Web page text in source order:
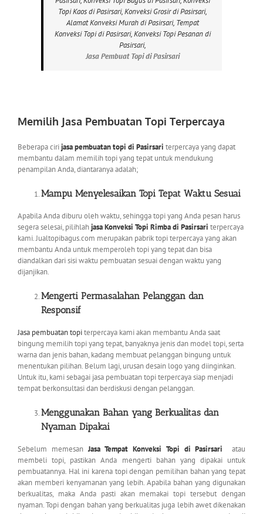
Jasa Pembuat Topi di Pasirsari
Memilih Jasa Pembuatan Topi Terpercaya
Beberapa cirijasa pembuatan topi di Pasirsari terpercaya yang dapat
membantu dalam memilih topi yang tepat untuk mendukung
penampilan Anda, diantaranya adalah;
Mampu Menyelesaikan Topi Tepat Waktu Sesuai
Apabila Anda diburu oleh waktu, sehingga topi yang Anda pesan harus
segera selesai, pilihlahjasa Konveksi Topi Rimba di Pasirsari terpercaya
kami. Jualtopibagus.com merupakan pabrik topi terpercaya yang akan
membantu Anda untuk memperoleh topi yang tepat dan bisa
diandalkan dari sisi waktu pembuatan sesuai dengan waktu yang
dijanjikan.
Mengerti Permasalahan Pelanggan dan
Responsif
Jasa pembuatan topiterpercaya kami akan membantu Anda saat
bingung memilih topi yang tepat, banyaknya jenis dan model topi, serta
warna dan jenis bahan, kadang membuat pelanggan bingung untuk
menentukan pilihan. Belum lagi, urusan desain logo yang diinginkan.
Untuk itu, kami sebagai jasa pembuatan topi terpercaya siap menjadi
tempat berkonsultasi dan berdiskusi dengan pelanggan.
Menggunakan Bahan yang Berkualitas dan
Nyaman Dipakai
Sebelum memesanJasa Tempat Konveksi Topi di Pasirsari
atau
membeli topi, pastikan Anda mengerti bahan yang dipakai untuk
pembuatannya. Hal ini karena topi dengan pemilihan bahan yang tepat
akan memberi kenyamanan yang lebih. Apabila bahan yang digunakan
berkualitas, maka Anda pasti akan memakai topi tersebut dengan
nyaman. Topi dengan bahan yang berkualitas juga lebih awet dikenakan